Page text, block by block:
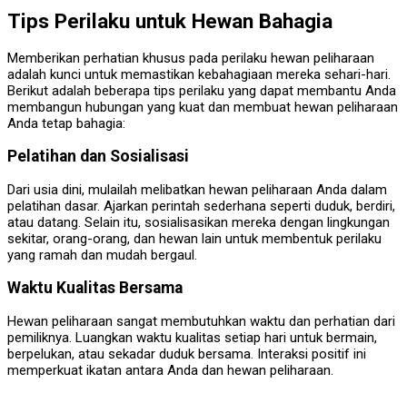
Tips Perilaku untuk Hewan Bahagia
Memberikan perhatian khusus pada perilaku hewan peliharaan
adalah kunci untuk memastikan kebahagiaan mereka sehari-hari.
Berikut adalah beberapa tips perilaku yang dapat membantu Anda
membangun hubungan yang kuat dan membuat hewan peliharaan
Anda tetap bahagia:
Pelatihan dan Sosialisasi
Dari usia dini, mulailah melibatkan hewan peliharaan Anda dalam
pelatihan dasar. Ajarkan perintah sederhana seperti duduk, berdiri,
atau datang. Selain itu, sosialisasikan mereka dengan lingkungan
sekitar, orang-orang, dan hewan lain untuk membentuk perilaku
yang ramah dan mudah bergaul.
Waktu Kualitas Bersama
Hewan peliharaan sangat membutuhkan waktu dan perhatian dari
pemiliknya. Luangkan waktu kualitas setiap hari untuk bermain,
berpelukan, atau sekadar duduk bersama. Interaksi positif ini
memperkuat ikatan antara Anda dan hewan peliharaan.